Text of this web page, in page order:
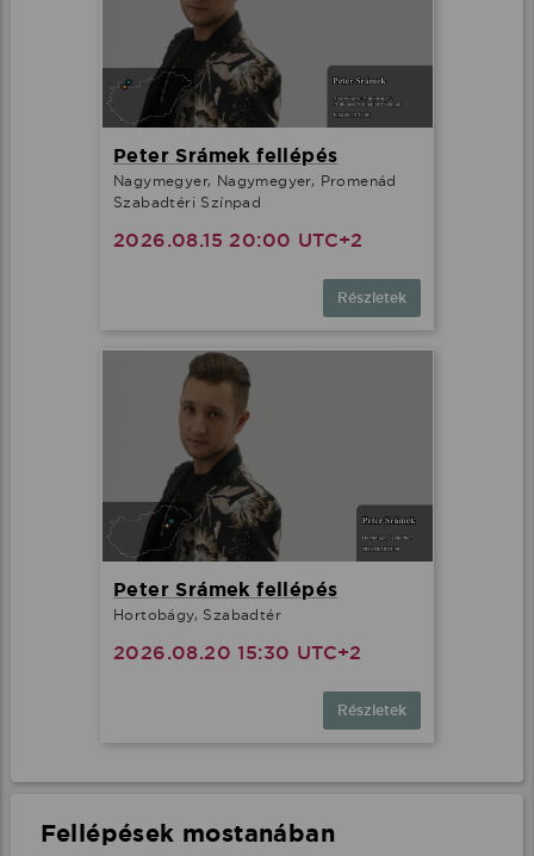
Peter Srámek fellépés
Nagymegyer, Nagymegyer, Promenád
Szabadtéri Színpad
2026.08.15 20:00 UTC+2
Részletek
Peter Srámek fellépés
Hortobágy, Szabadtér
2026.08.20 15:30 UTC+2
Részletek
Fellépések mostanában
Minden cookie elfogadása